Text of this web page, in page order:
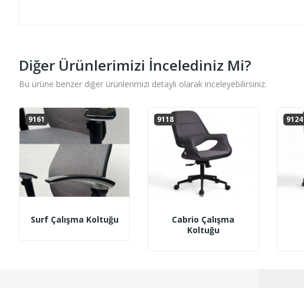
Diğer Ürünlerimizi İncelediniz Mi?
Bu ürüne benzer diğer ürünlerimizi detaylı olarak inceleyebilirsiniz.
9161
Surf Çalışma Koltuğu
9118
Cabrio Çalışma
Koltuğu
9124